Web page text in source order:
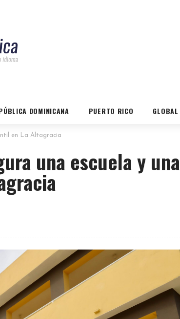
DOMINICANA PUERTO RICO GLOBAL
en La Altagracia
una escuela y una